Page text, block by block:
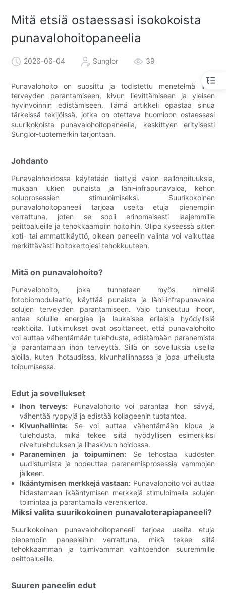
Mitä etsiä ostaessasi isokokoista
punavalohoitopaneelia
2026-06-04 Sunglor 39
Punavalohoito on suosittu ja todistettu menetelmä ihon
terveyden parantamiseen, kivun lievittämiseen ja yleisen
hyvinvoinnin edistämiseen. Tämä artikkeli opastaa sinua
tärkeissä tekijöissä, jotka on otettava huomioon ostaessasi
suurikokoista punavalohoitopaneelia, keskittyen erityisesti
Sunglor-tuotemerkin tarjontaan.
Johdanto
Punavalohoidossa käytetään tiettyjä valon aallonpituuksia,
mukaan lukien punaista ja lähi-infrapunavaloa, kehon
soluprosessien stimuloimiseksi. Suurikokoinen
punavalohoitopaneeli tarjoaa useita etuja pienempiin
verrattuna, joten se sopii erinomaisesti laajemmille
peittoalueille ja tehokkaampiin hoitoihin. Olipa kyseessä sitten
koti- tai ammattikäyttö, oikean paneelin valinta voi vaikuttaa
merkittävästi hoitokertojesi tehokkuuteen.
Mitä on punavalohoito?
Punavalohoito, joka tunnetaan myös nimellä
fotobiomodulaatio, käyttää punaista ja lähi-infrapunavaloa
solujen terveyden parantamiseen. Valo tunkeutuu ihoon,
antaa soluille energiaa ja laukaisee erilaisia ​​hyödyllisiä
reaktioita. Tutkimukset ovat osoittaneet, että punavalohoito
voi auttaa vähentämään tulehdusta, edistämään paranemista
ja parantamaan ihon terveyttä. Sillä on sovelluksia useilla
aloilla, kuten ihotaudissa, kivunhallinnassa ja jopa urheilusta
toipumisessa.
Edut ja sovellukset
Ihon terveys: Punavalohoito voi parantaa ihon sävyä,
vähentää ryppyjä ja edistää kollageenin tuotantoa.
Kivunhallinta: Se voi auttaa vähentämään kipua ja
tulehdusta, mikä tekee siitä hyödyllisen esimerkiksi
niveltulehduksen ja lihaskivun hoidossa.
Paraneminen ja toipuminen: Se tehostaa kudosten
uudistumista ja nopeuttaa paranemisprosessia vammojen
jälkeen.
Ikääntymisen merkkejä vastaan: Punavalohoito voi auttaa
hidastamaan ikääntymisen merkkejä stimuloimalla solujen
toimintaa ja parantamalla verenkiertoa.
Miksi valita suurikokoinen punavaloterapiapaneeli?
Suurikokoinen punavalohoitopaneeli tarjoaa useita etuja
pienempiin paneeleihin verrattuna, mikä tekee siitä
tehokkaamman ja toimivamman vaihtoehdon suuremmille
peittoalueille.
Suuren paneelin edut